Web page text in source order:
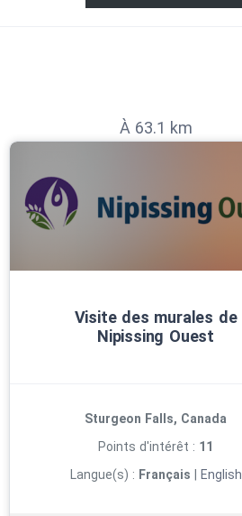
À 63.1 km
Visite des murales de
Nipissing Ouest
Sturgeon Falls, Canada
Points d'intérêt : 11
Langue(s) : Français English